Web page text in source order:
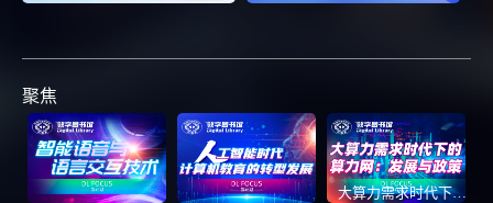
聚焦
大算力需求时代下的算力网：发展与政策